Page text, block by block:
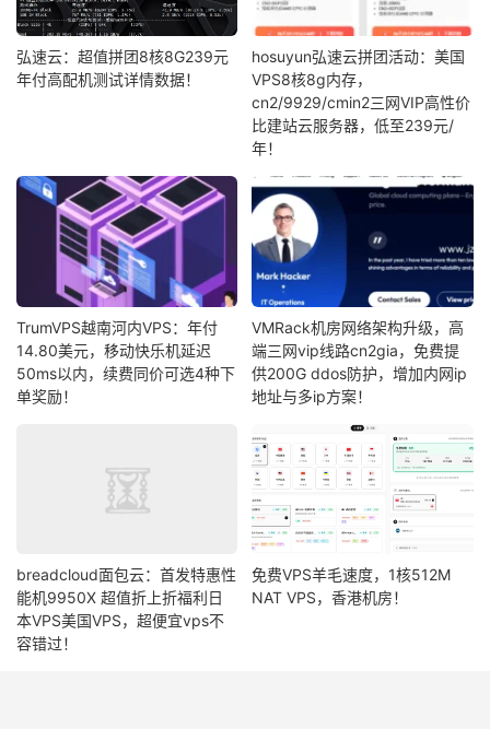
弘速云：超值拼团8核8G239元
年付高配机测试详情数据！
hosuyun弘速云拼团活动：美国
VPS8核8g内存，
cn2/9929/cmin2三网VIP高性价
比建站云服务器，低至239元/
年！
TrumVPS越南河内VPS：年付
14.80美元，移动快乐机延迟
50ms以内，续费同价可选4种下
单奖励！
VMRack机房网络架构升级，高
端三网vip线路cn2gia，免费提
供200G ddos防护，增加内网ip
地址与多ip方案！
breadcloud面包云：首发特惠性
能机9950X 超值折上折福利日
本VPS美国VPS，超便宜vps不
容错过！
免费VPS羊毛速度，1核512M
NAT VPS，香港机房！